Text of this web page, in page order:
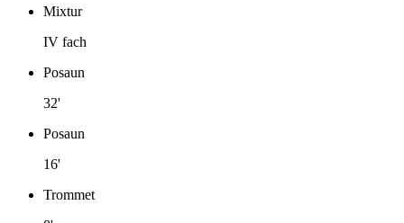
Mixtur
IV fach
Posaun
32'
Posaun
16'
Trommet